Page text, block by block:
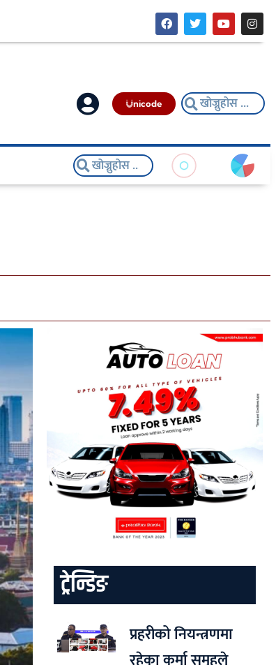
nicode
ट्रेन्डिङ
प्रहरीको नियन्त्रणमा